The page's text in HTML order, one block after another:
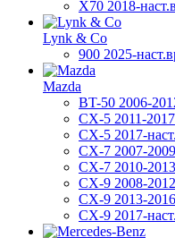
X70 2018-
Lynk & Co
900 2025-
Mazda
BT-50 2006-
CX-5 2011-2017
CX-5 2017-
CX-7 2007-2009
CX-7 2010-2013
CX-9 2008-2012
CX-9 2013-2016
CX-9 2017-